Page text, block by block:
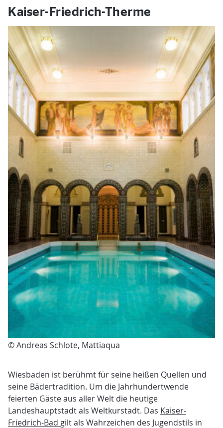
Kaiser-Friedrich-Therme
© Andreas Schlote, Mattiaqua
Wiesbaden ist berühmt für seine heißen Quellen und
seine Bädertradition. Um die Jahrhundertwende
feierten Gäste aus aller Welt die heutige
Landeshauptstadt als Weltkurstadt. Das Kaiser-
Friedrich-Bad gilt als Wahrzeichen des Jugendstils in